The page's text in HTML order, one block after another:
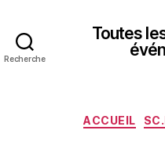
Recherche
Toutes
ACCUEIL